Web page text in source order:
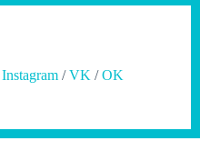
Instagram/VK /OK